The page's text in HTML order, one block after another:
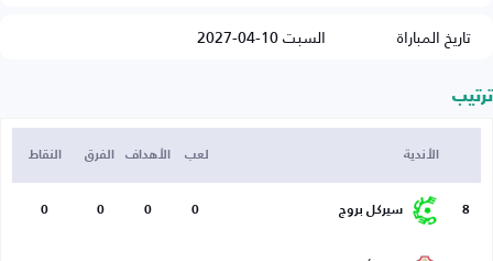
تاريخ المباراة
السبت 10-04-2027
ترتيب
الأندية لعب الأهداف الفرق النقاط
8 سيركل بروج 0
0
0
0